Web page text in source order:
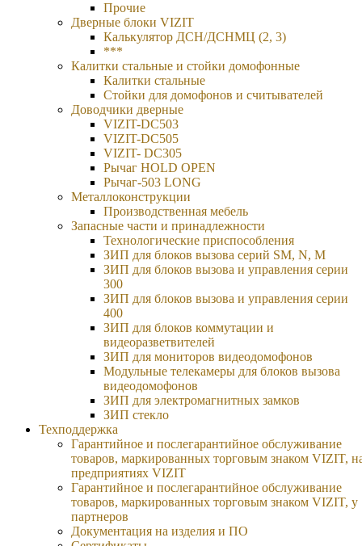
Прочие
Дверные блоки VIZIT
Калькулятор ДСН/ДСНМЦ (2, 3)
***
Калитки стальные и стойки домофонные
Калитки стальные
Стойки для домофонов и считывателей
Доводчики дверные
VIZIT-DC503
VIZIT-DC505
VIZIT- DC305
Рычаг HOLD OPEN
Рычаг-503 LONG
Металлоконструкции
Производственная мебель
Запасные части и принадлежности
Технологические приспособления
ЗИП для блоков вызова серий SM, N, M
ЗИП для блоков вызова и управления серии
300
ЗИП для блоков вызова и управления серии
400
ЗИП для блоков коммутации и
видеоразветвителей
ЗИП для мониторов видеодомофонов
Модульные телекамеры для блоков вызова
видеодомофонов
ЗИП для электромагнитных замков
ЗИП стекло
Техподдержка
Гарантийное и послегарантийное обслуживание
товаров, маркированных торговым знаком VIZIT,
предприятиях VIZIT
Гарантийное и послегарантийное обслуживание
товаров, маркированных торговым знаком VIZIT, у
партнеров
Документация на изделия и ПО